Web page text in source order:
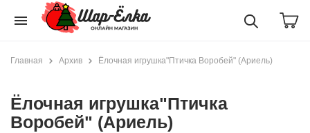
menu
Главная Архив Ёлочная игрушка"Птичка Воробей" (Ариель)
Ёлочная игрушка"Птичка
Воробей" (Ариель)